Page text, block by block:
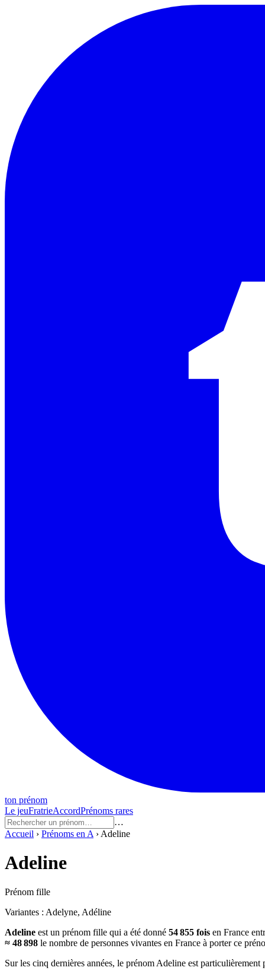
ton prénom
Le jeuFratrieAccordPrénoms rares
…
Accueil › Prénoms en A › Adeline
Adeline
Prénom fille
Variantes : Adelyne, Adéline
Adeline est un prénom fille qui a été donné 54 855 fois en France
≈ 48 898 le nombre de personnes vivantes en France à porter ce
Sur les cinq dernières années, le prénom Adeline est particulièrement